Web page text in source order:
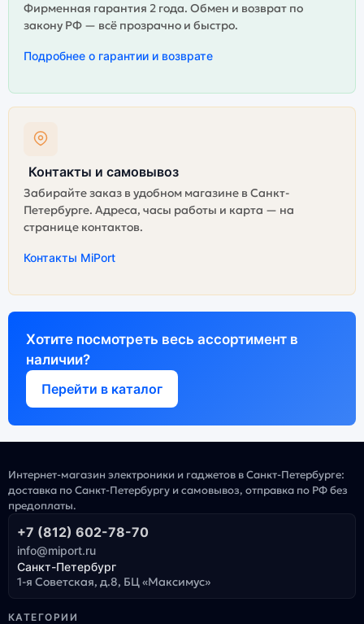
Фирменная гарантия 2 года. Обмен и возврат по
закону РФ — всё прозрачно и быстро.
Подробнее о гарантии и возврате
Контакты и самовывоз
Забирайте заказ в удобном магазине в Санкт-
Петербурге. Адреса, часы работы и карта — на
странице контактов.
Контакты MiPort
Хотите посмотреть весь ассортимент в
наличии?
Перейти в каталог
Интернет-магазин электроники и гаджетов в Санкт-Петербурге:
доставка по Санкт-Петербургу и самовывоз, отправка по РФ без
предоплаты.
+7 (812) 602-78-70
info@miport.ru
Санкт-Петербург
1-я Советская, д.8, БЦ «Максимус»
КАТЕГОРИИ